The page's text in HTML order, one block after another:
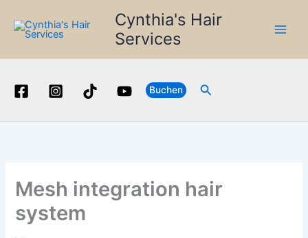
Inhalt
springen
Cynthia's Hair
Services
Buchen Suchen
Mesh integration hair
system